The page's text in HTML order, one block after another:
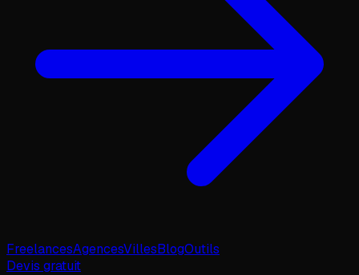
FreelancesAgencesVillesBlogOutils
Devis gratuit